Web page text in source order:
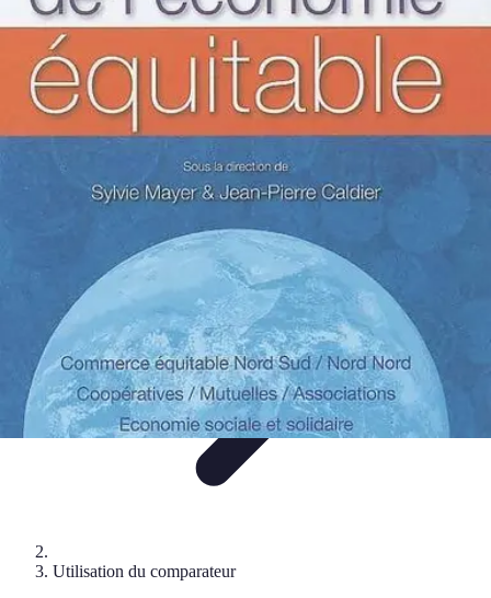
Comparateur MutuellePro
Guide d'utilisation
Comparateurscomparateur mutuelle pro
conseilsimpact des mutuelles pro
Comparateur MutuellePro
Utilisation du comparateur